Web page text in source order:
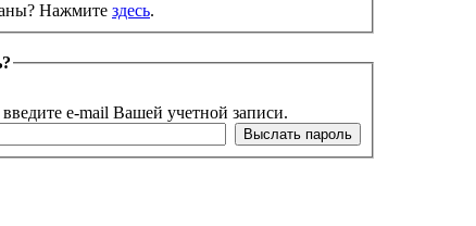
Вы не зарегистрированы? Нажмите здесь.
e-mail Вашей учетной записи.